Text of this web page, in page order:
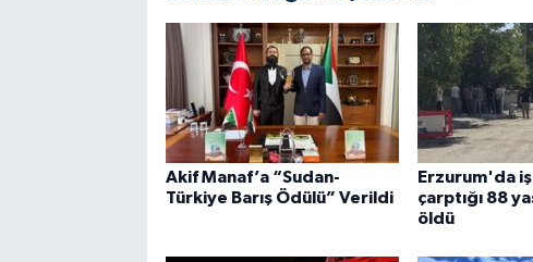
Akif Manaf’a “Sudan-
Türkiye Barış Ödülü” Verildi
Erzurum'da
çarptığı 88
öldü